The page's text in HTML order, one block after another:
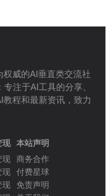
威的AI垂直类交流社
注于AI工具的分享、
程和最新资讯，致力
现
现
现
现
本站声明
商务合作
付费星球
免责声明